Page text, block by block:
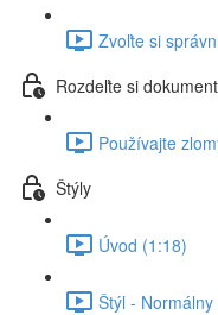
Zvoľte si
Rozdeľte si dokument
Používajte
Štýly
Úvod (1:18)
Štýl -